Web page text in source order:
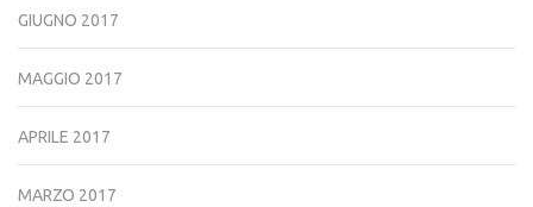
GIUGNO 2017
MAGGIO 2017
APRILE 2017
MARZO 2017